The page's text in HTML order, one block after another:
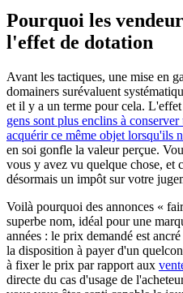
Pourquoi les
l'effet de dotation
Avant les tactiques, une mise en
domainers surévaluent
et il y a un terme pour cela.
gens sont plus enclins à
acquérir ce même objet lorsqu'ils
en soi gonfle la valeur perçue.
vous y avez vu quelque chose, et
désormais un impôt sur votre
Voilà pourquoi des annonces «
superbe nom, idéal pour une
années : le prix demandé est
la disposition à payer d'un
à fixer le prix par rapport aux
directe du cas d'usage de